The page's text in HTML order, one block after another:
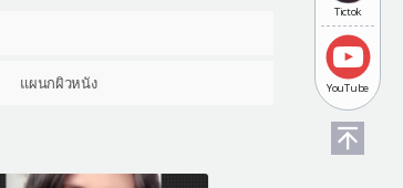
Tictok
YouTube
แผนกผิวหนัง